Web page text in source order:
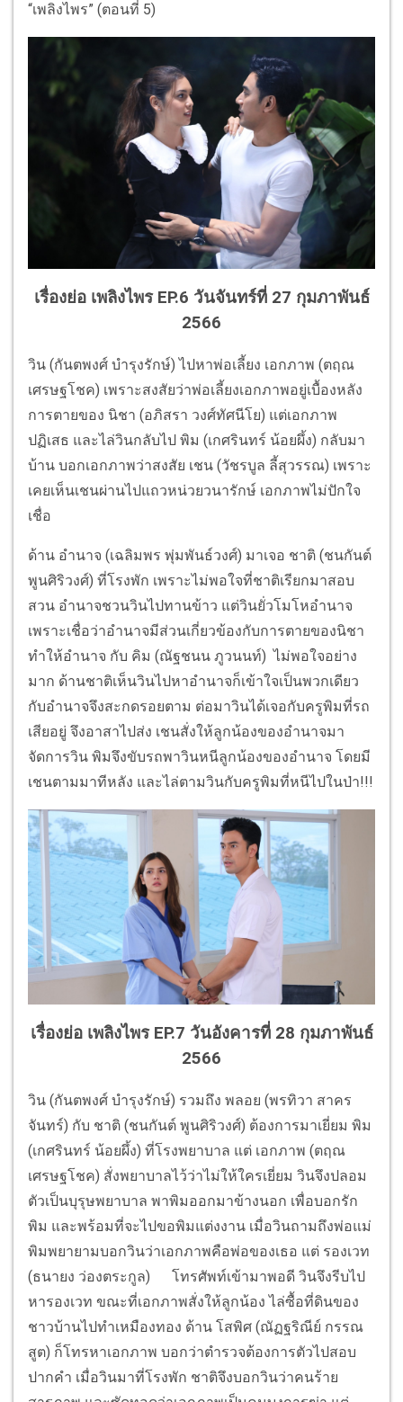
“เพลิงไพร” (ตอนที่ 5)
เรื่องย่อ เพลิงไพร EP.6 วันจันทร์ที่ 27 กุมภาพันธ์
2566
วิน (กันตพงศ์ บำรุงรักษ์) ไปหาพ่อเลี้ยง เอกภาพ (ตฤณ
เศรษฐโชค) เพราะสงสัยว่าพ่อเลี้ยงเอกภาพอยู่เบื้องหลัง
การตายของ นิชา (อภิสรา วงศ์ทัศนีโย) แต่เอกภาพ
ปฏิเสธ และไล่วินกลับไป พิม (เกศรินทร์ น้อยผึ้ง) กลับมา
บ้าน บอกเอกภาพว่าสงสัย เชน (วัชรบูล ลี้สุวรรณ) เพราะ
เคยเห็นเชนผ่านไปแถวหน่วยวนารักษ์ เอกภาพไม่ปักใจ
เชื่อ
ด้าน อำนาจ (เฉลิมพร พุ่มพันธ์วงศ์) มาเจอ ชาติ (ชนกันต์
พูนศิริวงศ์) ที่โรงพัก เพราะไม่พอใจที่ชาติเรียกมาสอบ
สวน อำนาจชวนวินไปทานข้าว แต่วินยั่วโมโหอำนาจ
เพราะเชื่อว่าอำนาจมีส่วนเกี่ยวข้องกับการตายของนิชา
ทำให้อำนาจ กับ คิม (ณัฐชนน ภูวนนท์) ไม่พอใจอย่าง
มาก ด้านชาติเห็นวินไปหาอำนาจก็เข้าใจเป็นพวกเดียว
กับอำนาจจึงสะกดรอยตาม ต่อมาวินได้เจอกับครูพิมที่รถ
เสียอยู่ จึงอาสาไปส่ง เชนสั่งให้ลูกน้องของอำนาจมา
จัดการวิน พิมจึงขับรถพาวินหนีลูกน้องของอำนาจ โดยมี
เชนตามมาทีหลัง และไล่ตามวินกับครูพิมที่หนีไปในป่า!!!
เรื่องย่อ เพลิงไพร EP.7 วันอังคารที่ 28 กุมภาพันธ์
2566
วิน (กันตพงศ์ บำรุงรักษ์) รวมถึง พลอย (พรทิวา สาคร
จันทร์) กับ ชาติ (ชนกันต์ พูนศิริวงศ์) ต้องการมาเยี่ยม พิม
(เกศรินทร์ น้อยผึ้ง) ที่โรงพยาบาล แต่ เอกภาพ (ตฤณ
เศรษฐโชค) สั่งพยาบาลไว้ว่าไม่ให้ใครเยี่ยม วินจึงปลอม
ตัวเป็นบุรุษพยาบาล พาพิมออกมาข้างนอก เพื่อบอกรัก
พิม และพร้อมที่จะไปขอพิมแต่งงาน เมื่อวินถามถึงพ่อแม่
พิมพยายามบอกวินว่าเอกภาพคือพ่อของเธอ แต่ รองเวท
(ธนายง ว่องตระกูล) โทรศัพท์เข้ามาพอดี วินจึงรีบไป
หารองเวท ขณะที่เอกภาพสั่งให้ลูกน้อง ไล่ซื้อที่ดินของ
ชาวบ้านไปทำเหมืองทอง ด้าน โสพิศ (ณัฏฐริณีย์ กรรณ
สูต) ก็โทรหาเอกภาพ บอกว่าตำรวจต้องการตัวไปสอบ
ปากคำ เมื่อวินมาที่โรงพัก ชาติจึงบอกวินว่าคนร้าย